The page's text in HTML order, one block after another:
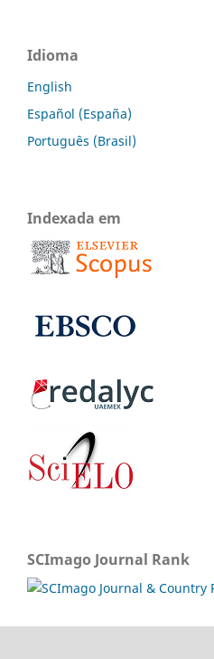
Idioma
English
Español (España)
Português (Brasil)
Indexada em
SCImago Journal Rank